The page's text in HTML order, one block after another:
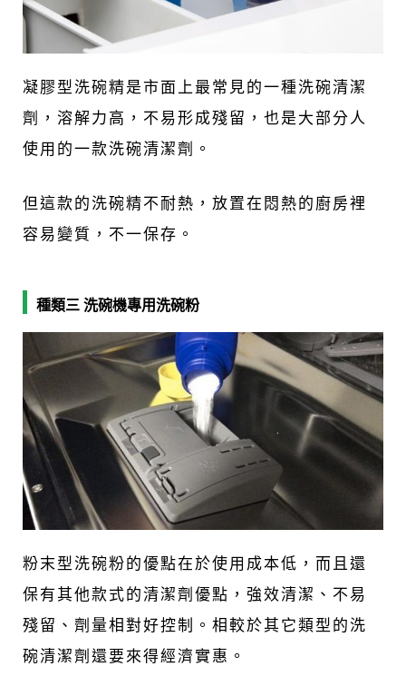
凝膠型洗碗精是市面上最常見的一種洗碗清潔
劑，溶解力高，不易形成殘留，也是大部分人
使用的一款洗碗清潔劑。
但這款的洗碗精不耐熱，放置在悶熱的廚房裡
容易變質，不一保存。
種類三 洗碗機專用洗碗粉
粉末型洗碗粉的優點在於使用成本低，而且還
保有其他款式的清潔劑優點，強效清潔、不易
殘留、劑量相對好控制。相較於其它類型的洗
碗清潔劑還要來得經濟實惠。